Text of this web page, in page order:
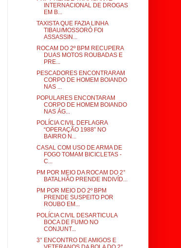
INTERNACIONAL DE DROGAS
EM B...
TAXISTA QUE FAZIA LINHA
TIBAU/MOSSORÓ FOI
ASSASSIN...
ROCAM DO 2º BPM RECUPERA
DUAS MOTOS ROUBADAS E
PRE...
PESCADORES ENCONTRARAM
CORPO DE HOMEM BOIANDO
NAS ...
POPULARES ENCONTARAM
CORPO DE HOMEM BOIANDO
NAS ÁG...
POLÍCIA CIVIL DEFLAGRA
“OPERAÇÃO 1988” NO
BAIRRO N...
CASAL COM USO DE ARMA DE
FOGO TOMAM BICICLETAS -
C...
PM POR MEIO DA ROCAM DO 2°
BATALHÃO PRENDE INDIVÍD...
PM POR MEIO DO 2º BPM
PRENDE SUSPEITO POR
ROUBO EM...
POLÍCIA CIVIL DESARTICULA
BOCA DE FUMO NO
CONJUNT...
3° ENCONTRO DE AMIGOS E